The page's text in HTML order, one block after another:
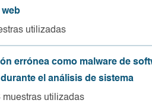
utilizadas
errónea como malware de
el análisis de sistema
muestras utilizadas